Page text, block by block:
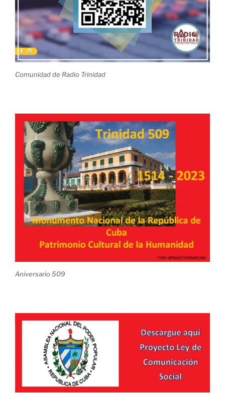
Comunidad de Radio Trinidad
Aniversario 509